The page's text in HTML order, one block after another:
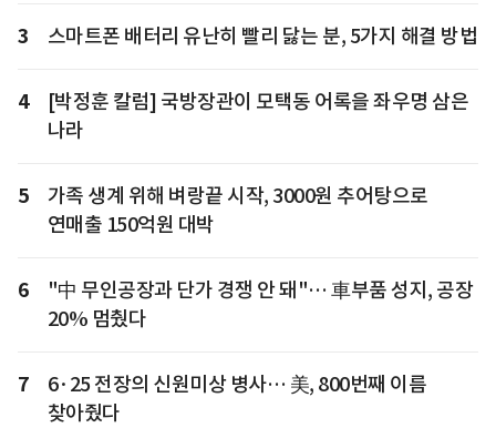
3 스마트폰 배터리 유난히 빨리 닳는 분, 5가지 해결 방법
4
[박정훈 칼럼] 국방장관이 모택동 어록을 좌우명 삼은
나라
5
가족 생계 위해 벼랑끝 시작, 3000원 추어탕으로
연매출 150억원 대박
6
"中 무인공장과 단가 경쟁 안 돼"… 車부품 성지, 공장
20% 멈췄다
7
6·25 전장의 신원미상 병사… 美, 800번째 이름
찾아줬다